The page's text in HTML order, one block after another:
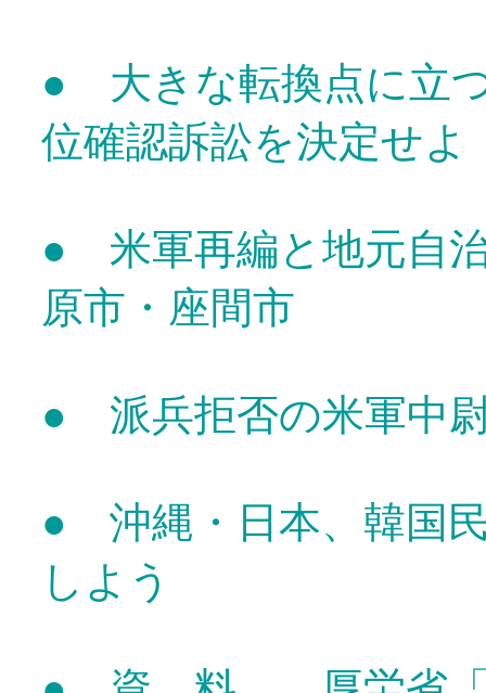
● 大きな転換点に立
位確認訴訟を決定せよ
● 米軍再編と地元自
原市・座間市
● 派兵拒否の米軍中
● 沖縄・日本、韓国
しよう